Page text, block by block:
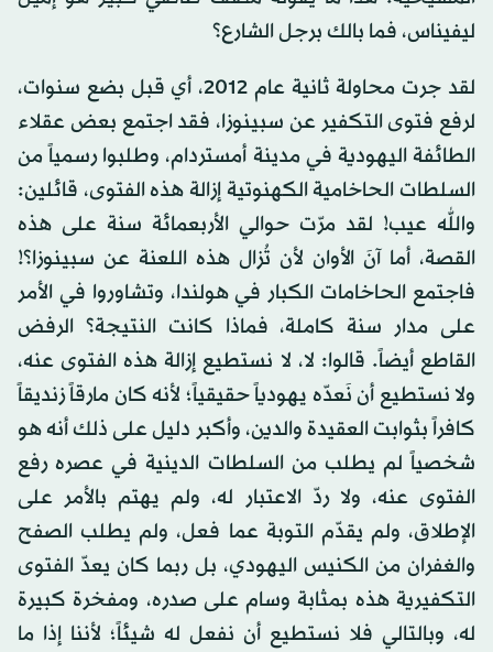
ليفيناس، فما بالك برجل الشارع؟
لقد جرت محاولة ثانية عام 2012، أي قبل بضع سنوات،
لرفع فتوى التكفير عن سبينوزا، فقد اجتمع بعض عقلاء
الطائفة اليهودية في مدينة أمستردام، وطلبوا رسمياً من
السلطات الحاخامية الكهنوتية إزالة هذه الفتوى، قائلين:
والله عيب! لقد مرّت حوالي الأربعمائة سنة على هذه
القصة، أما آنَ الأوان لأن تُزال هذه اللعنة عن سبينوزا؟!
فاجتمع الحاخامات الكبار في هولندا، وتشاوروا في الأمر
على مدار سنة كاملة، فماذا كانت النتيجة؟ الرفض
القاطع أيضاً. قالوا: لا، لا نستطيع إزالة هذه الفتوى عنه،
ولا نستطيع أن نَعدّه يهودياً حقيقياً؛ لأنه كان مارقاً زنديقاً
كافراً بثوابت العقيدة والدين، وأكبر دليل على ذلك أنه هو
شخصياً لم يطلب من السلطات الدينية في عصره رفع
الفتوى عنه، ولا ردّ الاعتبار له، ولم يهتم بالأمر على
الإطلاق، ولم يقدّم التوبة عما فعل، ولم يطلب الصفح
والغفران من الكنيس اليهودي، بل ربما كان يعدّ الفتوى
التكفيرية هذه بمثابة وسام على صدره، ومفخرة كبيرة
له، وبالتالي فلا نستطيع أن نفعل له شيئاً؛ لأننا إذا ما